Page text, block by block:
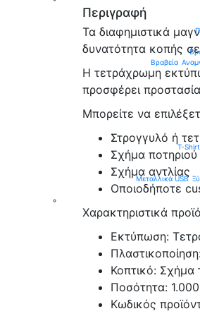
Βραβεία
T-Shirt
Μεταλλικά USB
Περιγραφή
Τα διαφημιστικά
δυνατότητα κοπής
Η τετράχρωμη
προσφέρει
Μπορείτε να
Στρογγυλό ή
Σχήμα ποτηριού
Σχήμα αντλίας
Οποιοδήποτε
Χαρακτηριστικά
Εκτύπωση:
Κοπτικό: Σχήμα
Ποσότητα: 1.000
Κωδικός